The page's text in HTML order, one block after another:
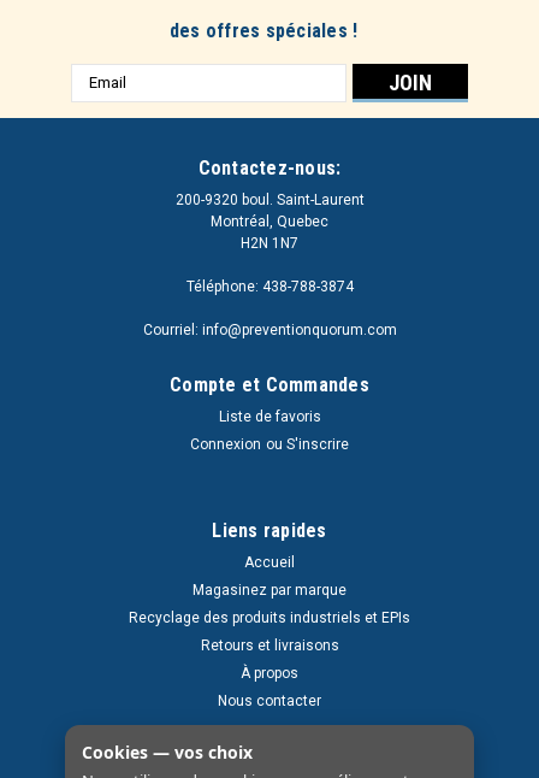
des offres spéciales !
Adresse
e-
Contactez-nous:
200-9320 boul. Saint-Laurent
Montréal, Quebec
H2N 1N7
Téléphone: 438-788-3874
Courriel: info@preventionquorum.com
Compte et Commandes
Liste de favoris
Connexion ou S'inscrire
Liens rapides
Accueil
Magasinez par marque
Recyclage des produits industriels et EPIs
Retours et livraisons
À propos
Nous contacter
Cookies — vos choix